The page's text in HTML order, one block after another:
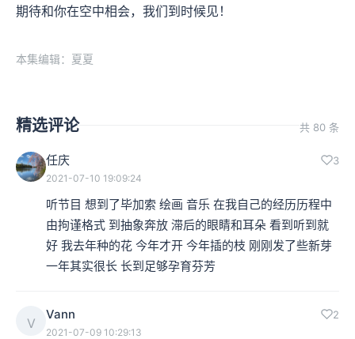
期待和你在空中相会，我们到时候见！
本集编辑：夏夏
精选评论 共 80 条
任庆 3
2021-07-10 19:09:24
听节目 想到了毕加索 绘画 音乐 在我自己的经历历程中
由拘谨格式 到抽象奔放 滞后的眼睛和耳朵 看到听到就
好 我去年种的花 今年才开 今年插的枝 刚刚发了些新芽
一年其实很长 长到足够孕育芬芳
V
Vann 2
2021-07-09 10:29:13